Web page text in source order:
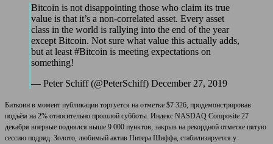
Bitcoin is not disappointing those who claim its true
value is that it’s a non-correlated asset. Every asset
class in the world is rallying into the end of the year
except Bitcoin. Not sure what value this actually adds,
but at least #Bitcoin is meeting expectations on
something!
— Peter Schiff (@PeterSchiff) December 27, 2019
Биткоин в момент публикации торгуется на отметке $7 326, продемонстрировав
подъём на 2% относительно прошлой субботы. Индекс NASDAQ Composite 27
декабря впервые поднялся выше 9 000 пунктов, закрыв на рекордной отметке пятую
сессию подряд. Золото, любимый актив Питера Шиффа, стабилизируется у